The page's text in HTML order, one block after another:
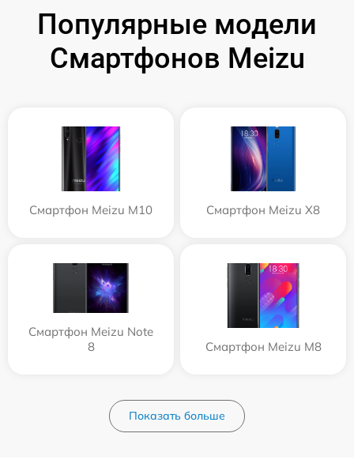
Популярные модели
Смартфонов Meizu
Смартфон Meizu M10 Смартфон Meizu X8
Смартфон Meizu Note
8
Смартфон Meizu M8
Показать больше